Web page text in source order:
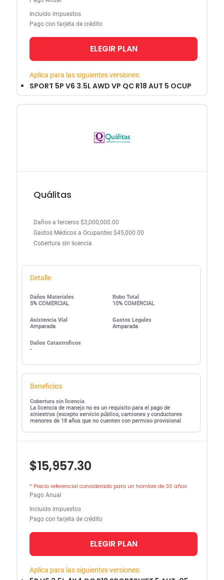
Incluido impuestos
Pago con tarjeta de crédito
ELEGIR PLAN
Aplica para las siguientes versiones:
SPORT 5P V6 3.5L AWD VP QC R18 AUT 5 OCUP
Quálitas
Daños a terceros $3,000,000.00
Gastos Médicos a Ocupantes $45,000.00
Cobertura sin licencia
Detalle
Daños Materiales
5% COMERCIAL
Robo Total
10% COMERCIAL
Asistencia Vial
Amparada
Gastos Legales
Amparada
Daños Catastroficos
-
Beneficios
Cobertura sin licencia
La licencia de manejo no es un requisito para el pago de
siniestros (excepto servicio público, camiones y conductores
menores de 18 años que no cuenten con permiso provisional
$15,957.30
* Precio referencial considerado para un hombre de 30 años
Pago Anual
Incluido impuestos
Pago con tarjeta de crédito
ELEGIR PLAN
Aplica para las siguientes versiones: